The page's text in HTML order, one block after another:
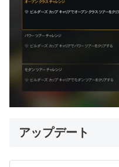
アップデート